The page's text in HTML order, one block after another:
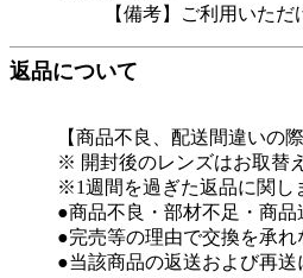
【備考】ご利用いただ
返品について
【商品不良、配送間違いの
※ 開封後のレンズはお取替
※1週間を過ぎた返品に関し
●商品不良・部材不足・商
●完売等の理由で交換を承れ
●当該商品の返送および再送